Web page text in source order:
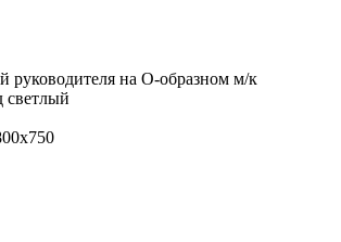
руководителя на О-образном м/к
светлый